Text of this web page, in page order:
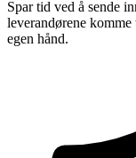
Spar tid ved å sende
leverandørene
egen hånd.